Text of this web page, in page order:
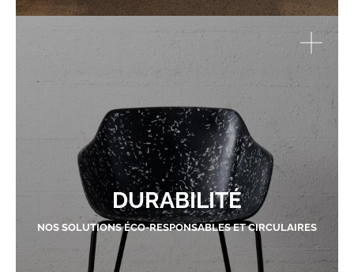
DURABILITÉ
NOS SOLUTIONS ÉCO-RESPONSABLES ET CIRCULAIRES